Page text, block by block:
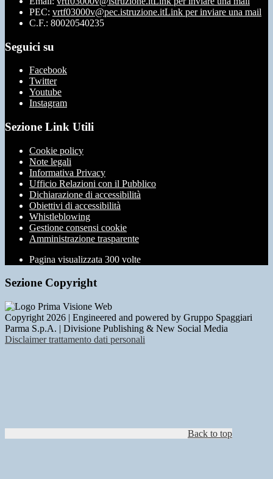
PEC: vrtf03000v@pec.istruzione.itLink per inviare una mail
C.F.: 80020540235
Seguici su
Facebook
Twitter
Youtube
Instagram
Sezione Link Utili
Cookie policy
Note legali
Informativa Privacy
Ufficio Relazioni con il Pubblico
Dichiarazione di accessibilità
Obiettivi di accessibilità
Whistleblowing
Gestione consensi cookie
Amministrazione trasparente
Pagina visualizzata 300 volte
Sezione Copyright
Copyright 2026 | Engineered and powered by Gruppo Spaggiari
Parma S.p.A. | Divisione Publishing & New Social Media
Disclaimer trattamento dati personali
Back to top